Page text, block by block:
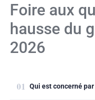
Foire aux
hausse du
2026
Qui est concerné